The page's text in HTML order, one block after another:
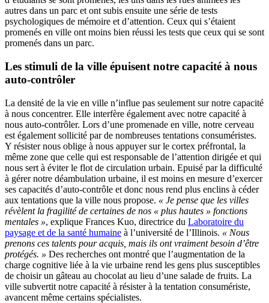
autres dans un parc et ont subis ensuite une série de tests
psychologiques de mémoire et d’attention. Ceux qui s’étaient
promenés en ville ont moins bien réussi les tests que ceux qui se sont
promenés dans un parc.
Les stimuli de la ville épuisent notre capacité à nous
auto-contrôler
La densité de la vie en ville n’influe pas seulement sur notre capacité
à nous concentrer. Elle interfère également avec notre capacité à
nous auto-contrôler. Lors d’une promenade en ville, notre cerveau
est également sollicité par de nombreuses tentations consuméristes.
Y résister nous oblige à nous appuyer sur le cortex préfrontal, la
même zone que celle qui est responsable de l’attention dirigée et qui
nous sert à éviter le flot de circulation urbain. Epuisé par la difficulté
à gérer notre déambulation urbaine, il est moins en mesure d’exercer
ses capacités d’auto-contrôle et donc nous rend plus enclins à céder
aux tentations que la ville nous propose. « Je pense que les villes
révèlent la fragilité de certaines de nos « plus hautes » fonctions
mentales », explique Frances Kuo, directrice du Laboratoire du
paysage et de la santé humaine à l’université de l’Illinois. « Nous
prenons ces talents pour acquis, mais ils ont vraiment besoin d’être
protégés. » Des recherches ont montré que l’augmentation de la
charge cognitive liée à la vie urbaine rend les gens plus susceptibles
de choisir un gâteau au chocolat au lieu d’une salade de fruits. La
ville subvertit notre capacité à résister à la tentation consumériste,
avancent même certains spécialistes.